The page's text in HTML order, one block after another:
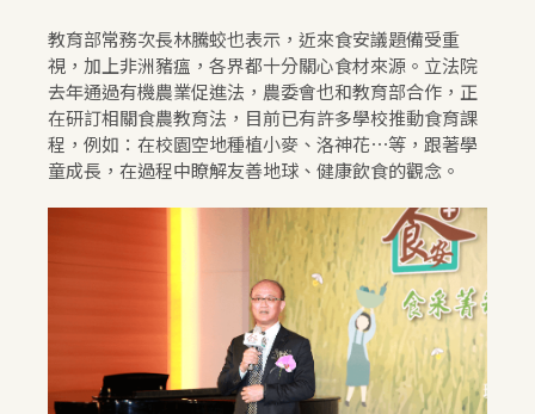
教育部常務次長林騰蛟也表示，近來食安議題備受重
視，加上非洲豬瘟，各界都十分關心食材來源。立法院
去年通過有機農業促進法，農委會也和教育部合作，正
在研訂相關食農教育法，目前已有許多學校推動食育課
程，例如：在校園空地種植小麥、洛神花⋯等，跟著學
童成長，在過程中瞭解友善地球、健康飲食的觀念。